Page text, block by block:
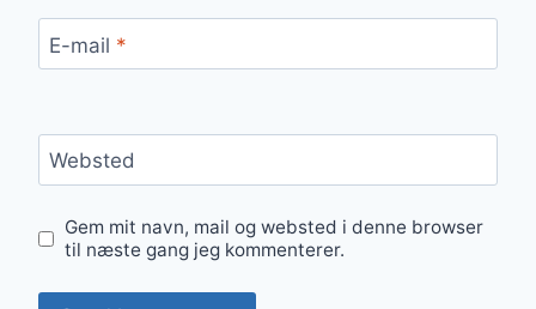
E-mail *
Websted
Gem mit navn, mail og websted i denne browser
til næste gang jeg kommenterer.